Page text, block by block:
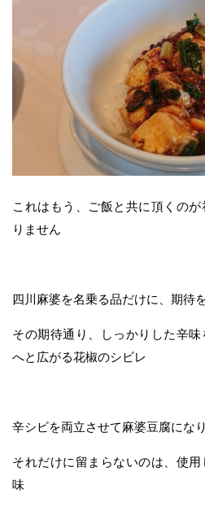
これはもう、ご飯と共に頂くの
りません
四川麻婆を名乗る品だけに、期待
その期待通り、しっかりした辛
へと広がる花椒のシビレ
辛シビを両立させて麻婆豆腐にな
それだけに留まらないのは、使
味